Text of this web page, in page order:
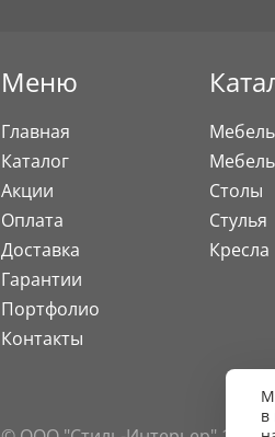
Меню
Главная
Каталог
Акции
Оплата
Доставка
Гарантии
Портфолио
Контакты
Столы
Стулья
Кресла
в